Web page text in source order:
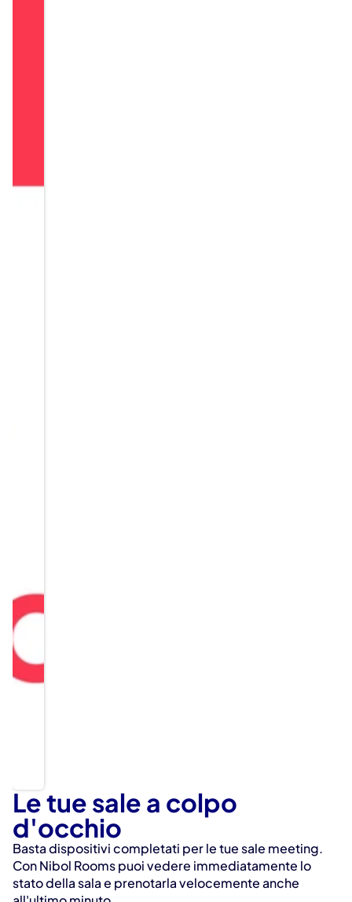
Le tue sale a colpo
d'occhio
Basta dispositivi completati per le tue sale meeting.
Con Nibol Rooms puoi vedere immediatamente lo
stato della sala e prenotarla velocemente anche